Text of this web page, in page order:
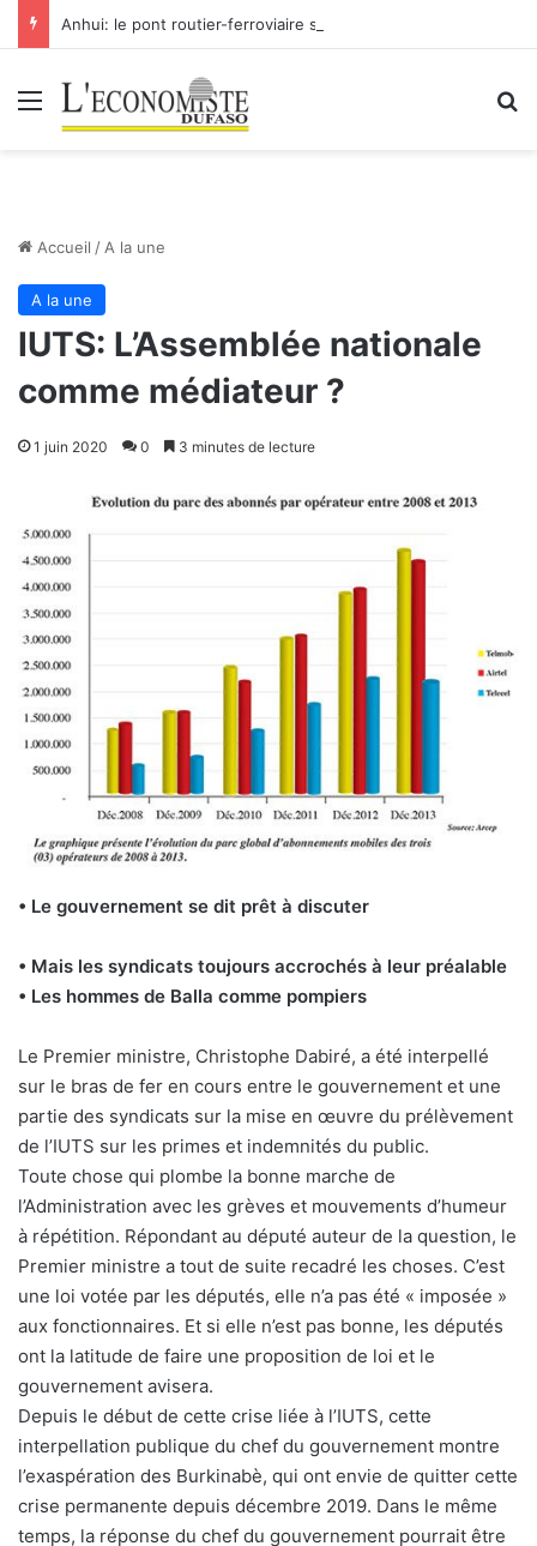
Menu
Accueil / A la une
A la une
IUTS: L’Assemblée nationale
comme médiateur ?
1 juin 2020 0 3 minutes de lecture
• Le gouvernement se dit prêt à discuter
• Mais les syndicats toujours accrochés à leur préalable
• Les hommes de Balla comme pompiers
Le Premier ministre, Christophe Dabiré, a été interpellé
sur le bras de fer en cours entre le gouvernement et une
partie des syndicats sur la mise en œuvre du prélèvement
de l’IUTS sur les primes et indemnités du public.
Toute chose qui plombe la bonne marche de
l’Administration avec les grèves et mouvements d’humeur
à répétition. Répondant au député auteur de la question, le
Premier ministre a tout de suite recadré les choses. C’est
une loi votée par les députés, elle n’a pas été « imposée »
aux fonctionnaires. Et si elle n’est pas bonne, les députés
ont la latitude de faire une proposition de loi et le
gouvernement avisera.
Depuis le début de cette crise liée à l’IUTS, cette
interpellation publique du chef du gouvernement montre
l’exaspération des Burkinabè, qui ont envie de quitter cette
crise permanente depuis décembre 2019. Dans le même
temps, la réponse du chef du gouvernement pourrait être